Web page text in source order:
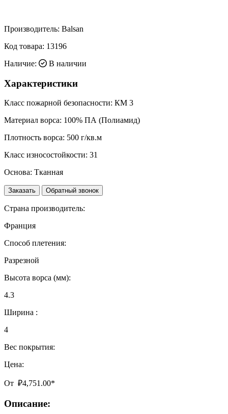
Производитель: Balsan
Код товара: 13196
Наличие:
В наличии
Характеристики
Класс пожарной безопасности: КМ 3
Материал ворса: 100% ПА (Полиамид)
Плотность ворса: 500 г/кв.м
Класс износостойкости: 31
Основа: Тканная
Заказать Обратный звонок
Страна производитель:
Франция
Способ плетения:
Разрезной
Высота ворса (мм):
4.3
Ширина :
4
Вес покрытия:
Цена:
От ₽4,751.00*
Описание: